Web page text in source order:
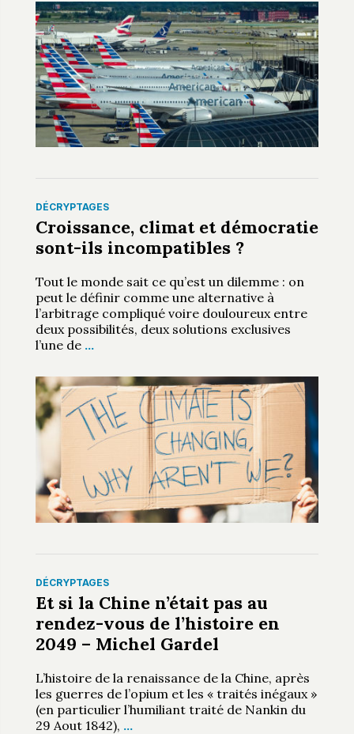
DÉCRYPTAGES
Croissance, climat et démocratie
sont-ils incompatibles ?
Tout le monde sait ce qu’est un dilemme : on
peut le définir comme une alternative à
l’arbitrage compliqué voire douloureux entre
deux possibilités, deux solutions exclusives
l’une de …
DÉCRYPTAGES
Et si la Chine n’était pas au
rendez-vous de l’histoire en
2049 – Michel Gardel
L’histoire de la renaissance de la Chine, après
les guerres de l’opium et les « traités inégaux »
(en particulier l’humiliant traité de Nankin du
29 Aout 1842), …